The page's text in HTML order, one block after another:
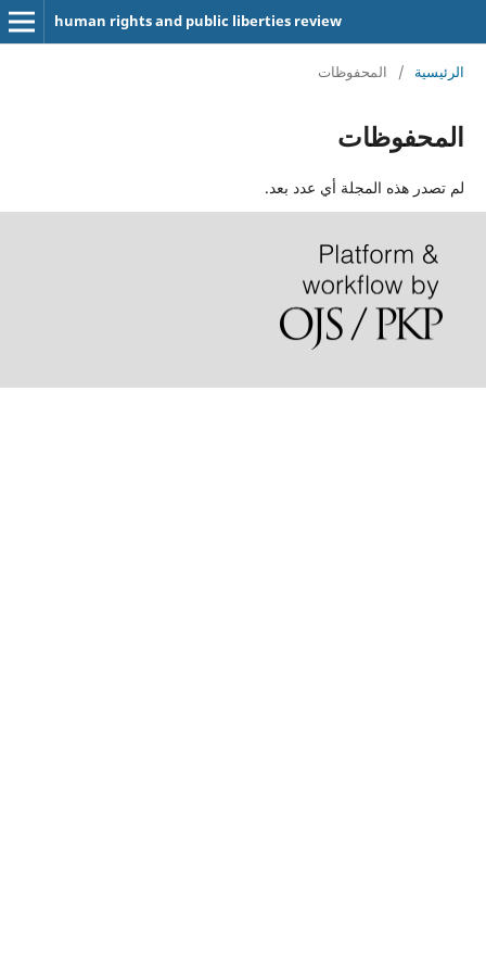
human rights and public liberties review
الرئيسية / المحفوظات
المحفوظات
لم تصدر هذه المجلة أي عدد بعد.